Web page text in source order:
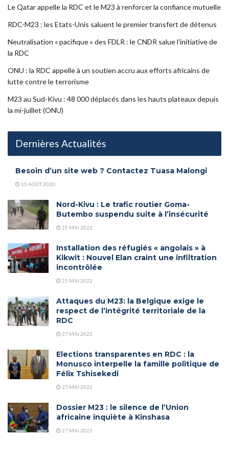
Le Qatar appelle la RDC et le M23 à renforcer la confiance mutuelle
RDC-M23 : les Etats-Unis saluent le premier transfert de détenus
Neutralisation « pacifique » des FDLR : le CNDR salue l’initiative de
la RDC
ONU : la RDC appelle à un soutien accru aux efforts africains de
lutte contre le terrorisme
M23 au Sud-Kivu : 48 000 déplacés dans les hauts plateaux depuis
la mi-juillet (ONU)
Dernières Actualités
Besoin d’un site web ? Contactez Tuasa Malongi
15 AOÛT 2020
Nord-Kivu : Le trafic routier Goma-
Butembo suspendu suite à l’insécurité
25 MAI 2022
Installation des réfugiés « angolais » à
Kikwit : Nouvel Elan craint une infiltration
incontrôlée
25 MAI 2022
Attaques du M23: la Belgique exige le
respect de l’intégrité territoriale de la
RDC
27 MAI 2022
Elections transparentes en RDC : la
Monusco interpelle la famille politique de
Félix Tshisekedi
27 MAI 2022
Dossier M23 : le silence de l’Union
africaine inquiète à Kinshasa
27 MAI 2022